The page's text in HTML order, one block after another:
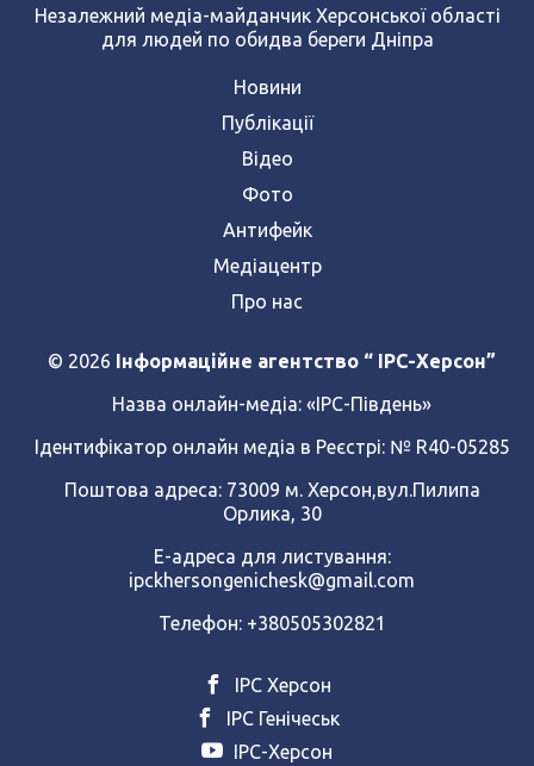
Незалежний медіа-майданчик Херсонської області
для людей по обидва береги Дніпра
Новини
Публікації
Відео
Фото
Антифейк
Медіацентр
Про нас
© 2026 Інформаційне агентство “ IPC-Херсон”
Назва онлайн-медіа: «ІРС-Південь»
Ідентифікатор онлайн медіа в Реєстрі: № R40-05285
Поштова адреса: 73009 м. Херсон,вул.Пилипа
Орлика, 30
Е-адреса для листування:
ipckhersongenichesk@gmail.com
Телефон: +380505302821
ІРС Херсон
ІРС Генічеськ
ІРС-Херсон